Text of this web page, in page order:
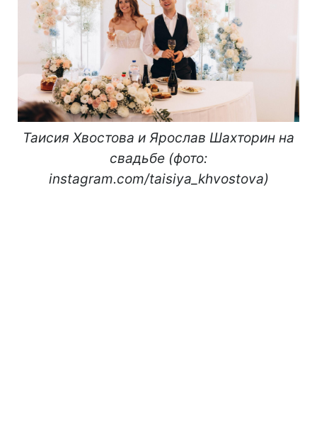
Таисия Хвостова и Ярослав Шахторин на
свадьбе (фото:
instagram.com/taisiya_khvostova)